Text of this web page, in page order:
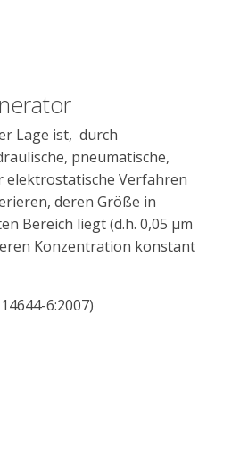
Lage ist, durch
pneumatische,
elektrostatische Verfahren
deren Größe in
Bereich liegt (d.h. 0,05 µm
Konzentration konstant
6:2007)